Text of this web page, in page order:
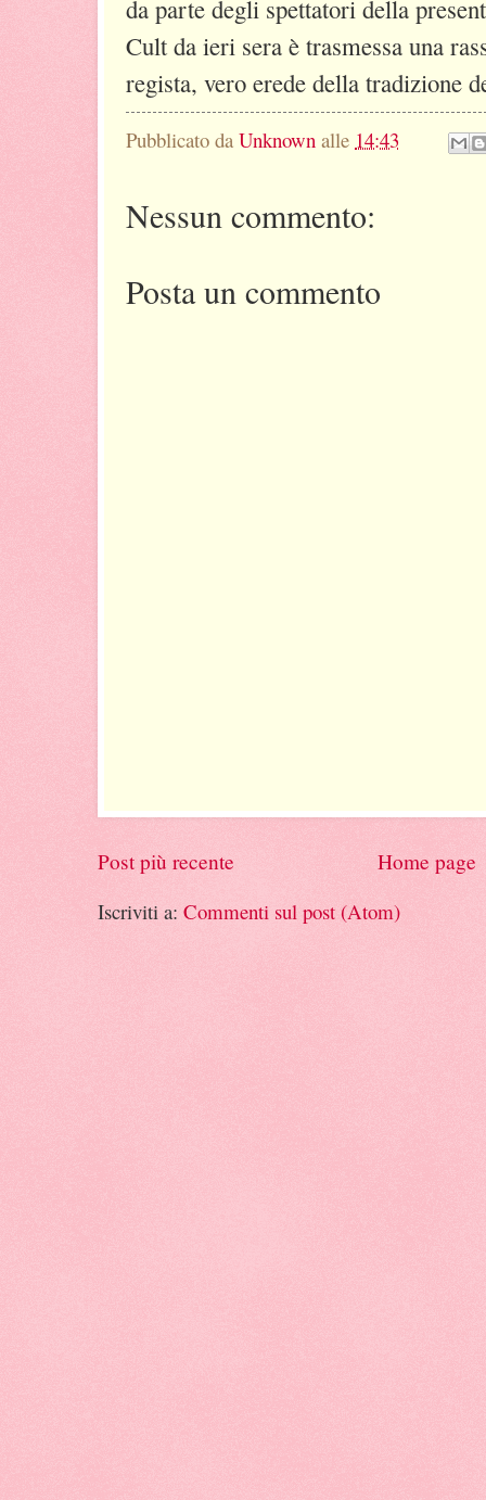
da parte degli spettatori della
Cult da ieri sera è trasmessa una
regista, vero erede della tradizione
Pubblicato da Unknown alle 14:43
Nessun commento:
Posta un commento
Post più recente
Home page
Iscriviti a: Commenti sul post (Atom)